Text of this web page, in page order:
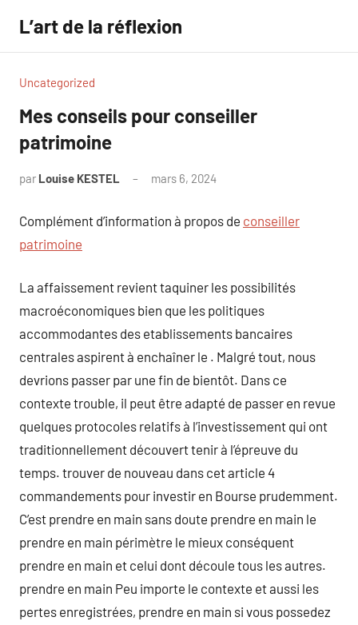
contenu
L’art de la réflexion
Uncategorized
Mes conseils pour conseiller
patrimoine
par Louise KESTEL mars 6, 2024
Complément d’information à propos de conseiller
patrimoine
La affaissement revient taquiner les possibilités
macroéconomiques bien que les politiques
accommodantes des etablissements bancaires
centrales aspirent à enchaîner le . Malgré tout, nous
devrions passer par une fin de bientôt. Dans ce
contexte trouble, il peut être adapté de passer en revue
quelques protocoles relatifs à l’investissement qui ont
traditionnellement découvert tenir à l’épreuve du
temps. trouver de nouveau dans cet article 4
commandements pour investir en Bourse prudemment.
C’est prendre en main sans doute prendre en main le
prendre en main périmètre le mieux conséquent
prendre en main et celui dont découle tous les autres.
prendre en main Peu importe le contexte et aussi les
pertes enregistrées, prendre en main si vous possedez